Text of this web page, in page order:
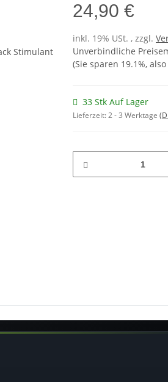
24,90 €
inkl. 19% USt. , zzgl.
Unverbindliche
(Sie sparen 19.1%, also
33 Stk Auf Lager
Lieferzeit:2 - 3 Werktage